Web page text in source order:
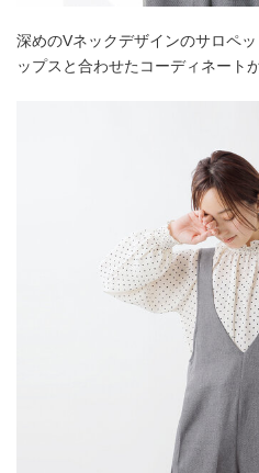
深めのVネックデザインのサロペ
ップスと合わせたコーディネート